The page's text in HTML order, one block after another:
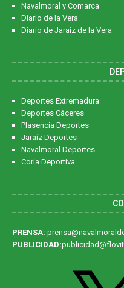
Navalmoral y Comarca
Diario de la Vera
Diario de Jaraíz de la Vera
Deportes Extremadura
Deportes Cáceres
Plasencia Deportes
Jaraíz Deportes
Navalmoral Deportes
Coria Deportiva
PRENSA:
PUBLICIDAD: